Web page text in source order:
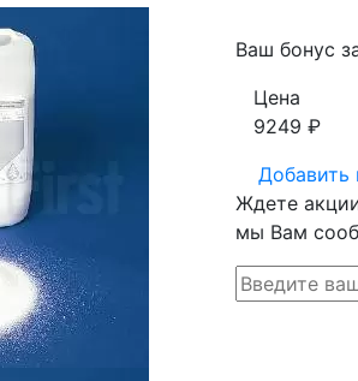
Ваш бонус
Цена
9249 ₽
Добавить
Ждете
мы Вам